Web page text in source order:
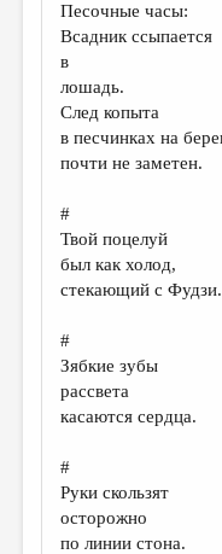
ОБЗОР ЛИТЕРАТУРЫ
СТРАНИЦЫ ПАМЯТИ
ОБЪЯВЛЕНИЯ
ОТ РЕДАКЦИИ
МАЛАЯ ПРОЗА
ЛИТЕРАТУРОВЕДЕНИЕ
КУЛЬТУРОВЕДЕНИЕ
РЕЦЕНЗИРОВАНИЕ
ЦИКЛЫ
Песочные часы:
Всадник ссыпается
в
лошадь.
След копыта
в песчинках на
почти не заметен.
#
Твой поцелуй
был как холод,
стекающий с Фудзи.
#
Зябкие зубы
рассвета
касаются сердца.
#
Руки скользят
осторожно
по линии стона.